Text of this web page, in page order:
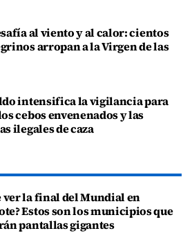
al viento y al calor: cientos
arropan a la Virgen de las
intensifica la vigilancia para
cebos envenenados y las
ilegales de caza
ver la final del Mundial en
Estos son los municipios que
pantallas gigantes